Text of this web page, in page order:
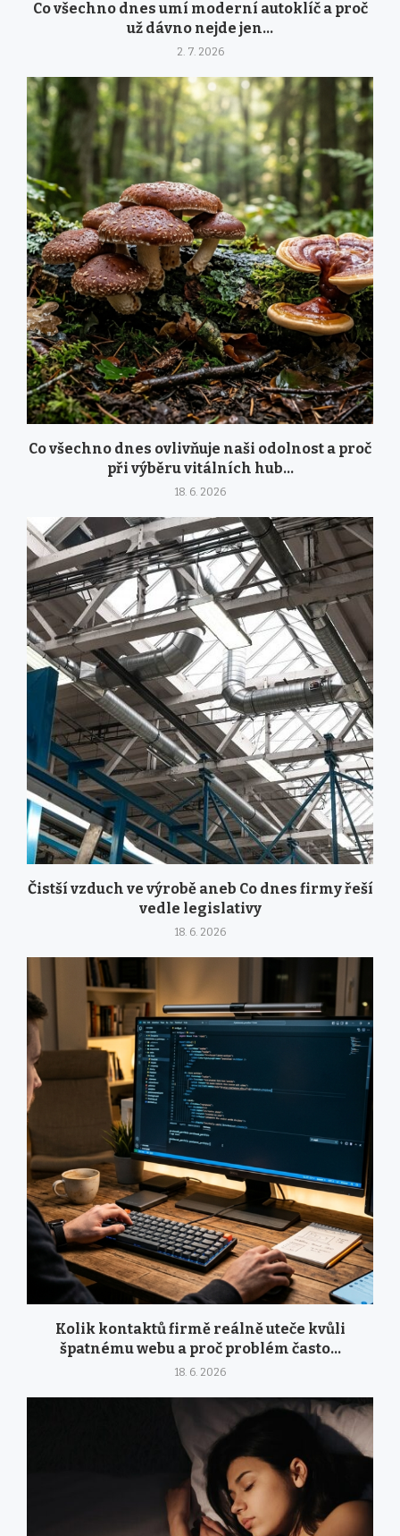
Co všechno dnes umí moderní autoklíč a proč
už dávno nejde jen...
2. 7. 2026
Co všechno dnes ovlivňuje naši odolnost a proč
při výběru vitálních hub...
18. 6. 2026
Čistší vzduch ve výrobě aneb Co dnes firmy řeší
vedle legislativy
18. 6. 2026
Kolik kontaktů firmě reálně uteče kvůli
špatnému webu a proč problém často...
18. 6. 2026